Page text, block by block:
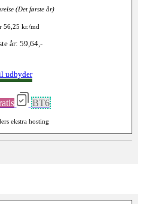
(Det første år)
56,25 kr./md
år: 59,64,-
udbyder
BT6
ekstra hosting